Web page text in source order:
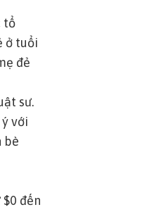
tổ
ở tuổi
đẻ
sư.
với
bè
đến